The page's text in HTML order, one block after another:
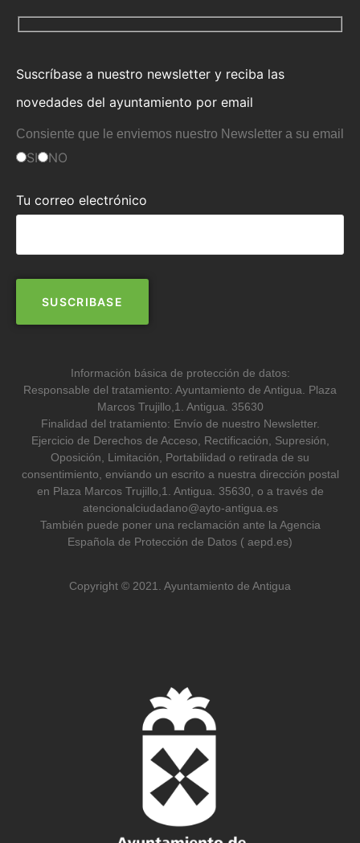
Suscríbase a nuestro newsletter y reciba las
novedades del ayuntamiento por email
Consiente que le enviemos nuestro Newsletter a su email
SI NO
Tu correo electrónico
Información básica de protección de datos:
Responsable del tratamiento: Ayuntamiento de Antigua. Plaza
Marcos Trujillo,1. Antigua. 35630
Finalidad del tratamiento: Envío de nuestro Newsletter.
Ejercicio de Derechos de Acceso, Rectificación, Supresión,
Oposición, Limitación, Portabilidad o retirada de su
consentimiento, enviando un escrito a nuestra dirección postal
en Plaza Marcos Trujillo,1. Antigua. 35630, o a través de
atencionalciudadano@ayto-antigua.es
También puede poner una reclamación ante la Agencia
Española de Protección de Datos ( aepd.es)
Copyright © 2021. Ayuntamiento de Antigua